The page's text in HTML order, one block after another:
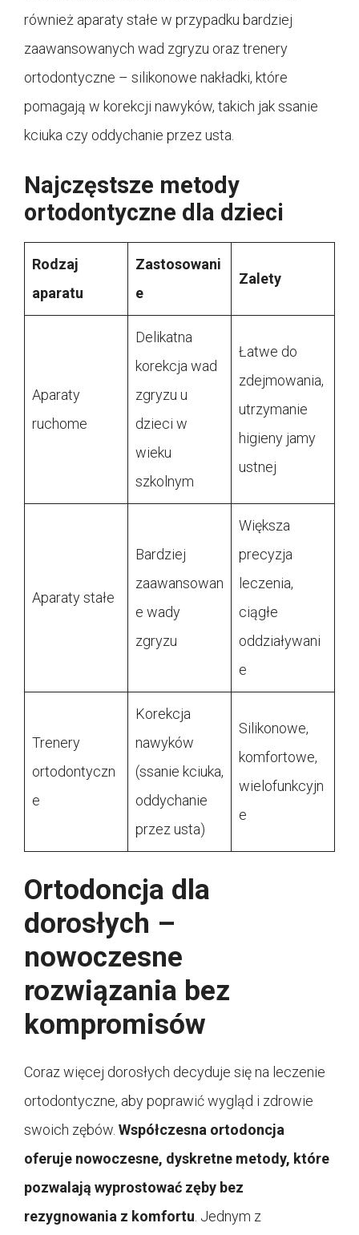
również aparaty stałe w przypadku bardziej
zaawansowanych wad zgryzu oraz trenery
ortodontyczne – silikonowe nakładki, które
pomagają w korekcji nawyków, takich jak ssanie
kciuka czy oddychanie przez usta.
Najczęstsze metody
ortodontyczne dla dzieci
Rodzaj
aparatu
Zastosowani
e
Zalety
Aparaty
ruchome
Delikatna
korekcja wad
zgryzu u
dzieci w
wieku
szkolnym
Łatwe do
zdejmowania,
utrzymanie
higieny jamy
ustnej
Aparaty stałe
Bardziej
zaawansowan
e wady
zgryzu
Większa
precyzja
leczenia,
ciągłe
oddziaływani
e
Trenery
ortodontyczn
e
Korekcja
nawyków
(ssanie kciuka,
oddychanie
przez usta)
Silikonowe,
komfortowe,
wielofunkcyjn
e
Ortodoncja dla
dorosłych –
nowoczesne
rozwiązania bez
kompromisów
Coraz więcej dorosłych decyduje się na leczenie
ortodontyczne, aby poprawić wygląd i zdrowie
swoich zębów. Współczesna ortodoncja
oferuje nowoczesne, dyskretne metody, które
pozwalają wyprostować zęby bez
rezygnowania z komfortu . Jednym z